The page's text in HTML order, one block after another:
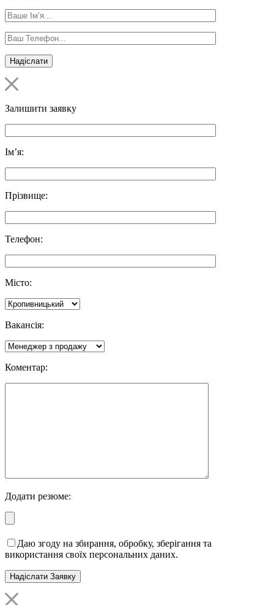
Залишити заявку
Ім’я:
Прізвище:
Телефон:
Місто:
Вакансія:
Коментар:
Додати резюме:
Даю згоду на збирання, обробку, зберігання та
використання своїх персональних даних.